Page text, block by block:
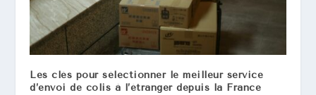
Les clés pour sélectionner le meilleur service
d’envoi de colis à l’étranger depuis la France